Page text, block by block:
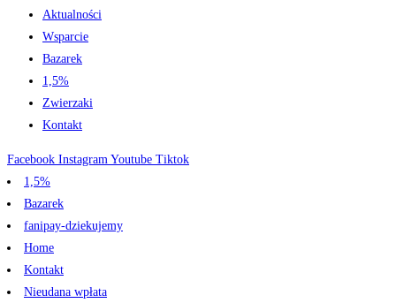
Aktualności
Wsparcie
Bazarek
1,5%
Zwierzaki
Kontakt
Facebook Instagram Youtube Tiktok
1,5%
Bazarek
fanipay-dziekujemy
Home
Kontakt
Nieudana wpłata